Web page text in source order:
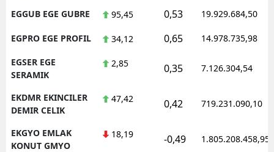
EGGUB EGE GUBRE 95,45 0,53 19.929.684,50
EGPRO EGE PROFIL 34,12 0,65 14.978.735,98
EGSER EGE
SERAMIK
2,85 0,35 7.126.304,54
EKDMR EKINCILER
DEMIR CELIK
47,42 0,42 719.231.090,10
EKGYO EMLAK
KONUT GMYO
18,19 -0,49 1.805.208.458,95